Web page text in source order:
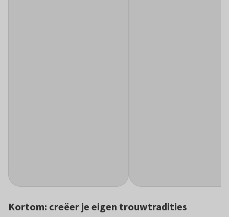
Kortom: creëer je eigen trouwtradities